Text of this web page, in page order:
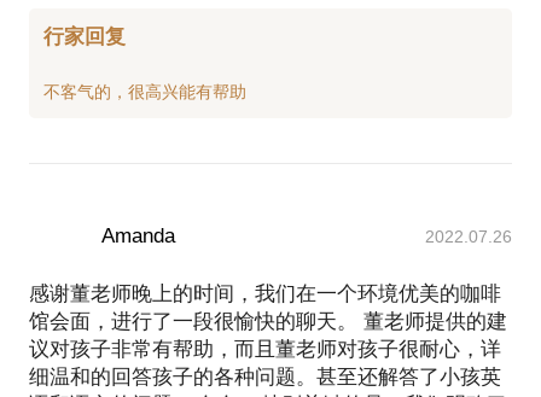
行家回复
Amanda 2022.07.26
感谢董老师晚上的时间，我们在一个环境优美的咖啡
馆会面，进行了一段很愉快的聊天。 董老师提供的建
议对孩子非常有帮助，而且董老师对孩子很耐心，详
细温和的回答孩子的各种问题。甚至还解答了小孩英